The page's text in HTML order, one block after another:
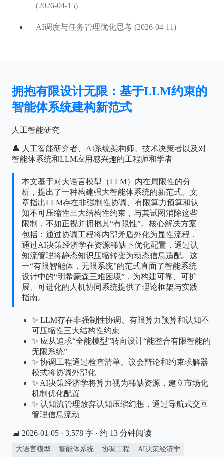
(2026-04-15)
AI调度与任务管理优化思考 (2026-04-11)
拥抱有限设计无限：基于LLM约束的
智能体系统建构新范式
人工智能研究
👤 人工智能研究者、AI系统架构师、技术决策者以及对
智能体系统和LLM应用感兴趣的工程师和学者
本文基于对大语言模型（LLM）内在局限性的分
析，提出了一种构建强大智能体系统的新范式。文
章指出LLM存在非强制性协调、有限算力预算和认
知不可压缩性三大结构性约束，与其试图消除这些
限制，不如正视并拥抱其“有限性”。核心解决方案
包括：通过协调工程将内部矛盾外化为显性流程，
通过AI决策经济学在资源稀缺下优化配置，通过认
知流管理将静态知识压缩转变为动态信息适配。这
一“有限智能体，无限系统”的范式直面了智能系统
设计中的“明希豪森三难困境”，为构建可靠、可扩
展、可进化的人机协同系统提供了理论框架与实践
指南。
✨ LLM存在非强制性协调、有限算力预算和认知不
可压缩性三大结构性约束
✨ 应从追求“全能模型”转向设计“能整合有限智能的
无限系统”
✨ 协调工程通过检查清单、议会辩论和约束求解器
模式将协调外部化
✨ AI决策经济学将算力视为稀缺资源，建立市场化
机制优化配置
✨ 认知流管理放弃认知压缩幻想，通过导航式交互
管理信息流动
📅 2026-01-05 · 3,578 字 · 约 13 分钟阅读
大语言模型 智能体系统 协调工程 AI决策经济学